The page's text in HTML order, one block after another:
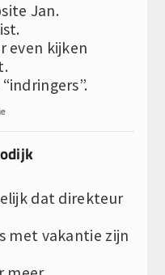
Jan.
even kijken
dat direkteur
met vakantie zijn